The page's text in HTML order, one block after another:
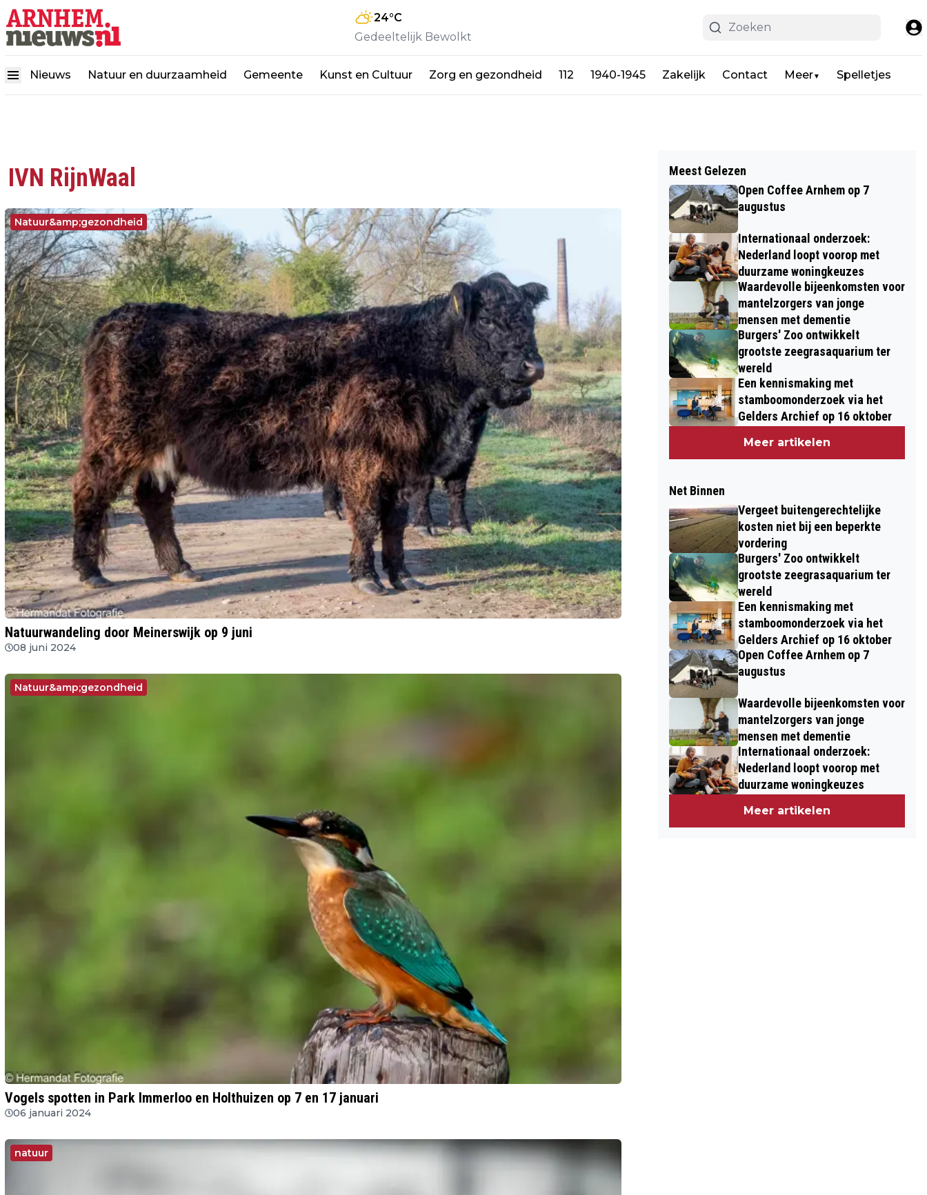
24°C
Gedeeltelijk Bewolkt
Nieuws Natuur en duurzaamheid Gemeente Kunst en Cultuur Zorg en gezondheid 112 1940-1945 Zakelijk Contact Meer▼ Spelletjes
IVN RijnWaal
Natuur&amp;gezondheid
Natuurwandeling door Meinerswijk op 9 juni
08 juni 2024
Natuur&amp;gezondheid
Vogels spotten in Park Immerloo en Holthuizen op 7 en 17 januari
06 januari 2024
natuur
Meest Gelezen
Open Coffee Arnhem op 7
augustus
Internationaal onderzoek:
Nederland loopt voorop met
duurzame woningkeuzes
Waardevolle bijeenkomsten voor
mantelzorgers van jonge
mensen met dementie
Burgers' Zoo ontwikkelt
grootste zeegrasaquarium ter
wereld
Een kennismaking met
stamboomonderzoek via het
Gelders Archief op 16 oktober
Meer artikelen
Net Binnen
Vergeet buitengerechtelijke
kosten niet bij een beperkte
vordering
Burgers' Zoo ontwikkelt
grootste zeegrasaquarium ter
wereld
Een kennismaking met
stamboomonderzoek via het
Gelders Archief op 16 oktober
Open Coffee Arnhem op 7
augustus
Waardevolle bijeenkomsten voor
mantelzorgers van jonge
mensen met dementie
Internationaal onderzoek:
Nederland loopt voorop met
duurzame woningkeuzes
Meer artikelen